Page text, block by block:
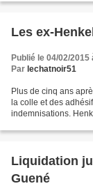
Les ex-
Publié le 04/02/2015
Par lechatnoir51
Plus de cinq ans
la colle et des
indemnisations.
Liquidation
Guené